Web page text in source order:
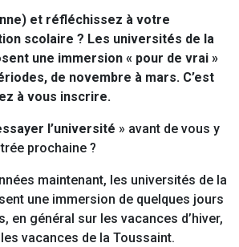
et réfléchissez à votre
scolaire ? Les universités de la
une immersion « pour de vrai »
de novembre à mars. C’est
à vous inscrire.
l’université » avant de vous y
prochaine ?
maintenant, les universités de la
une immersion de quelques jours
en général sur les vacances d’hiver,
vacances de la Toussaint.